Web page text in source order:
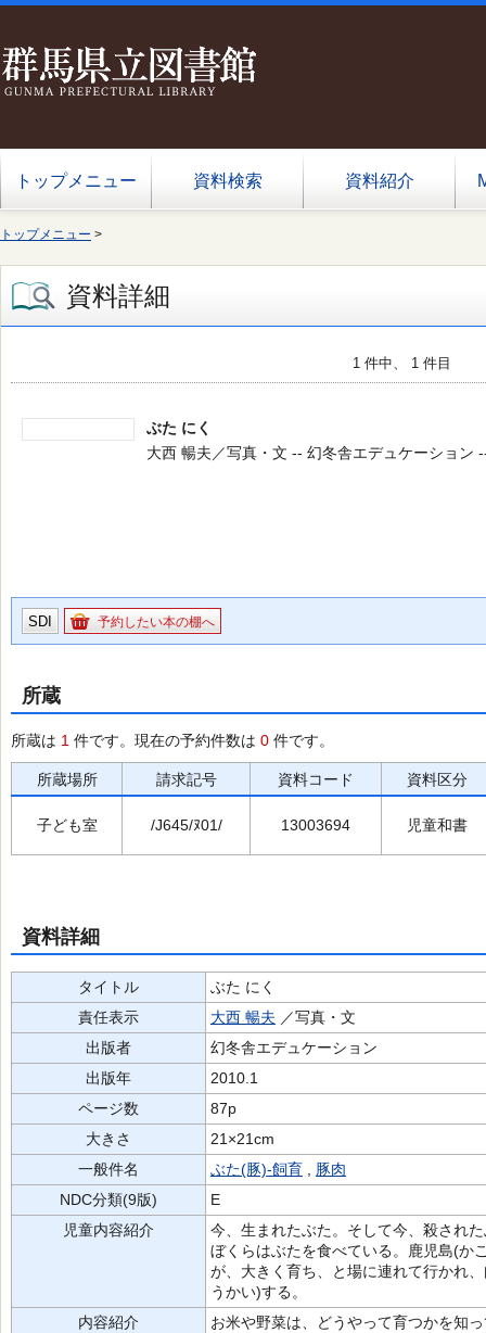
トップメニュー 資料検索 資料紹介
トップメニュー >
資料詳細
1 件中、 1 件目
ぶた にく
大西 暢夫／写真・文 -- 幻冬舎エデュケーション
SDI 予約したい本の棚へ
所蔵
所蔵は 1 件です。現在の予約件数は 0 件です。
所蔵場所 請求記号 資料コード 資料区分
子ども室 /J645/ﾇ01/ 13003694 児童和書
資料詳細
タイトル
ぶた にく
責任表示
大西 暢夫 ／写真・文
出版者
幻冬舎エデュケーション
出版年
2010.1
ページ数
87p
大きさ
21×21cm
一般件名
ぶた(豚)-飼育
豚肉
NDC分類(9版)
E
児童内容紹介
今、生まれたぶた。そして今、殺され
ぼくらはぶたを食べている。鹿児島(か
が、大きく育ち、と場に連れて行かれ
うかい)する。
内容紹介
お米や野菜は、どうやって育つかを知